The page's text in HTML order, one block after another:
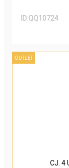
ID:QQ10724
OUTLET
CJ. 4